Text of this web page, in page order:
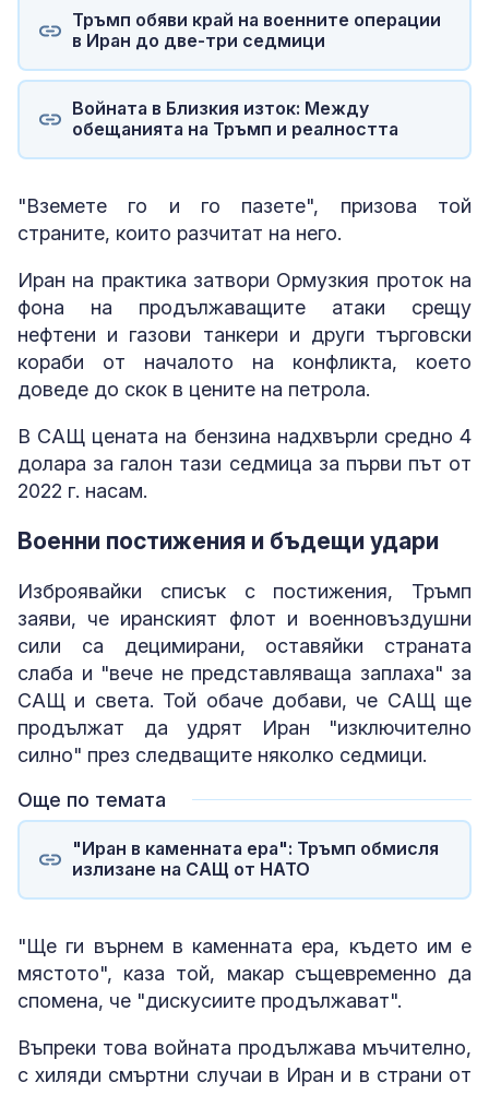
Тръмп обяви край на военните операции
в Иран до две-три седмици
Войната в Близкия изток: Между
обещанията на Тръмп и реалността
"Вземете го и го пазете", призова той
страните, които разчитат на него.
Иран на практика затвори Ормузкия проток на
фона на продължаващите атаки срещу
нефтени и газови танкери и други търговски
кораби от началото на конфликта, което
доведе до скок в цените на петрола.
В САЩ цената на бензина надхвърли средно 4
долара за галон тази седмица за първи път от
2022 г. насам.
Военни постижения и бъдещи удари
Изброявайки списък с постижения, Тръмп
заяви, че иранският флот и военновъздушни
сили са децимирани, оставяйки страната
слаба и "вече не представляваща заплаха" за
САЩ и света. Той обаче добави, че САЩ ще
продължат да удрят Иран "изключително
силно" през следващите няколко седмици.
Още по темата
"Иран в каменната ера": Тръмп обмисля
излизане на САЩ от НАТО
"Ще ги върнем в каменната ера, където им е
мястото", каза той, макар същевременно да
спомена, че "дискусиите продължават".
Въпреки това войната продължава мъчително,
с хиляди смъртни случаи в Иран и в страни от